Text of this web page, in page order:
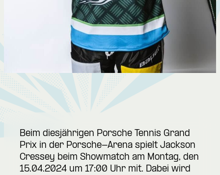
Beim diesjährigen Porsche Tennis Grand
Prix in der Porsche-Arena spielt Jackson
Cressey beim Showmatch am Montag, den
15.04.2024 um 17:00 Uhr mit. Dabei wird